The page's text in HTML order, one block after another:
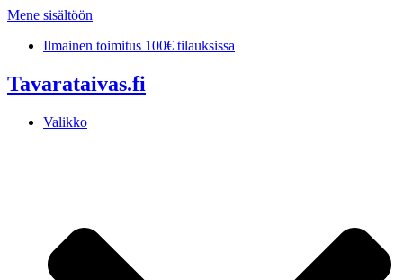
Mene sisältöön
Ilmainen toimitus 100€ tilauksissa
Tavarataivas.fi
Valikko